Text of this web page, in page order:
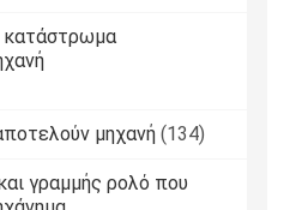
μηχανή (134)
γραμμής ρολό που